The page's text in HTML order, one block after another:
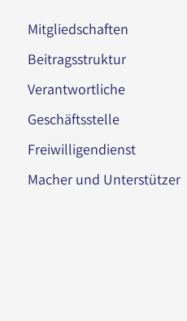
Mitgliedschaften
Beitragsstruktur
Verantwortliche
Geschäftsstelle
Freiwilligendienst
Macher und Unterstützer